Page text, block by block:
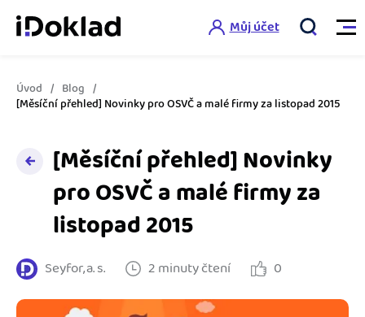
Vlastnosti
Online fakturace
Správa kontaktů
Hlídání cashflow
Spolupráce s účetní
Výkazy pro úřady
Ceník
Šablony faktur
Šablona pro plátce DPH
Můj účet
Úvod
Blog
[Měsíční přehled] Novinky pro OSVČ a malé firmy za listopad 2015
[Měsíční přehled] Novinky
pro OSVČ a malé firmy za
listopad 2015
Seyfor, a. s. 2 minuty čtení 0